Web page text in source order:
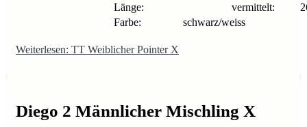
Länge:
vermittelt:
Farbe:
schwarz/weiss
Weiterlesen: TT Weiblicher Pointer X
Diego 2 Männlicher Mischling X